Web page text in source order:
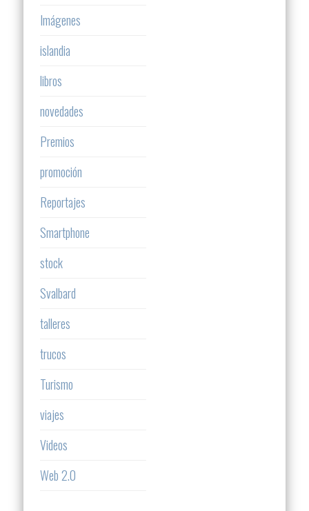
Imágenes
islandia
libros
novedades
Premios
promoción
Reportajes
Smartphone
stock
Svalbard
talleres
trucos
Turismo
viajes
Videos
Web 2.0